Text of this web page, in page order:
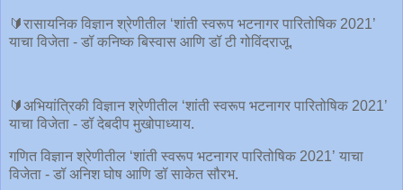
🔰रासायनिक विज्ञान श्रेणीतील ‘शांती स्वरूप भटनागर पारितोषिक 2021’
याचा विजेता - डॉ कनिष्क बिस्वास आणि डॉ टी गोविंदराजू.
🔰अभियांत्रिकी विज्ञान श्रेणीतील ‘शांती स्वरूप भटनागर पारितोषिक 2021’
याचा विजेता - डॉ देबदीप मुखोपाध्याय.
गणित विज्ञान श्रेणीतील ‘शांती स्वरूप भटनागर पारितोषिक 2021’ याचा
विजेता - डॉ अनिश घोष आणि डॉ साकेत सौरभ.